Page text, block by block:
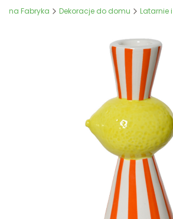
Fabryka Dekoracje do domu Latarnie